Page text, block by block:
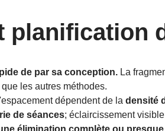
planification
de par sa conception. La
que les autres méthodes.
dépendent de la densité
de séances; éclaircissement
élimination complète ou